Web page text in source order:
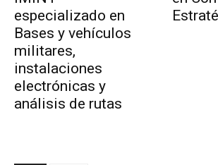
especializado en
Bases y vehículos
militares,
instalaciones
electrónicas y
análisis de rutas